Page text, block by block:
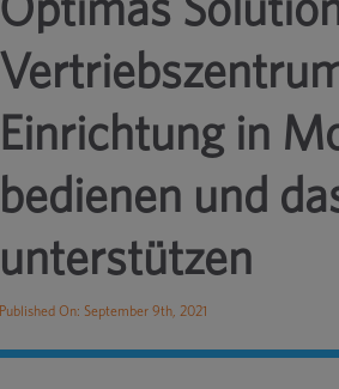
Optimas
Einrichtung in
bedienen und
unterstützen
Published On: September 9th, 2021